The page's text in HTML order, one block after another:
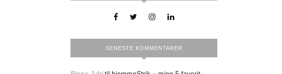
SENESTE KOMMENTARER